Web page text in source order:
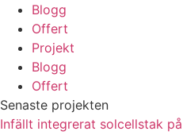
Blogg
Offert
Projekt
Blogg
Offert
Senaste projekten
Infällt integrerat solcellstak